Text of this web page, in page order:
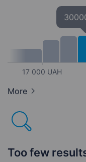
17 000 UAH
More
Too few